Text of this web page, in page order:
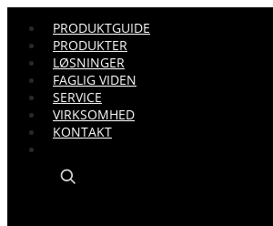
PRODUKTGUIDE
PRODUKTER
LØSNINGER
FAGLIG VIDEN
SERVICE
VIRKSOMHED
KONTAKT